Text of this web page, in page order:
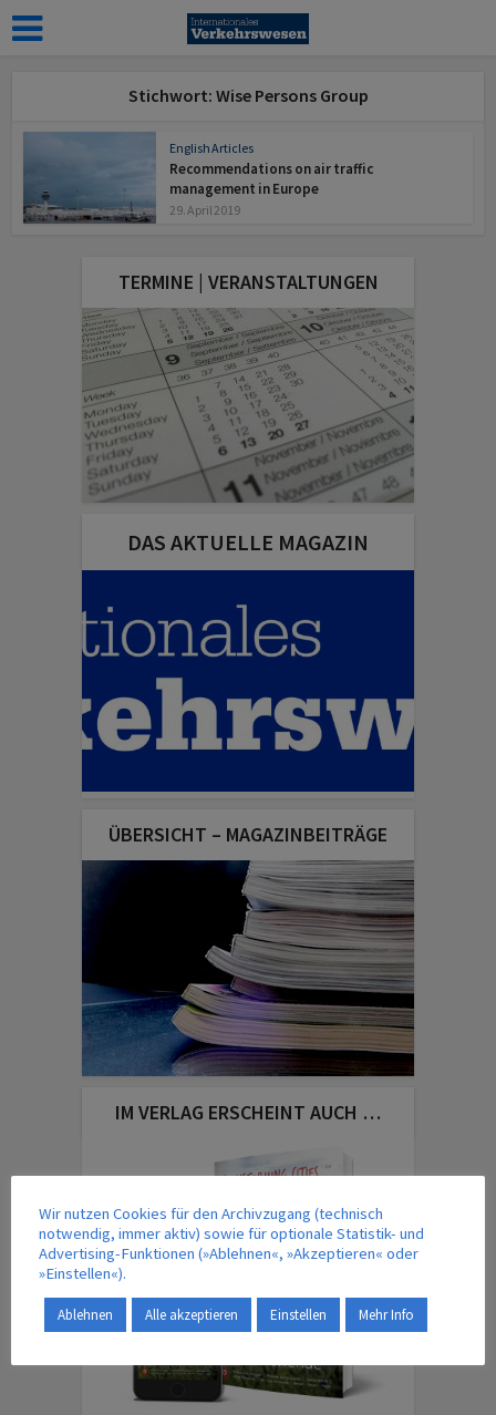
Stichwort: Wise Persons Group
English Articles
Recommendations on air traffic
management in Europe
29. April 2019
TERMINE | VERANSTALTUNGEN
DAS AKTUELLE MAGAZIN
ÜBERSICHT – MAGAZINBEITRÄGE
IM VERLAG ERSCHEINT AUCH …
Wir nutzen Cookies für den Archivzugang (technisch
notwendig, immer aktiv) sowie für optionale Statistik- und
Advertising-Funktionen (»Ablehnen«, »Akzeptieren« oder
»Einstellen«).
Ablehnen Alle akzeptieren Einstellen Mehr Info